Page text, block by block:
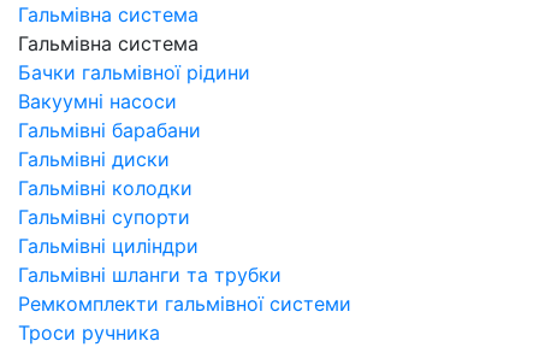
Гальмівна система
Гальмівна система
Бачки гальмівної рідини
Вакуумні насоси
Гальмівні барабани
Гальмівні диски
Гальмівні колодки
Гальмівні супорти
Гальмівні циліндри
Гальмівні шланги та трубки
Ремкомплекти гальмівної системи
Троси ручника